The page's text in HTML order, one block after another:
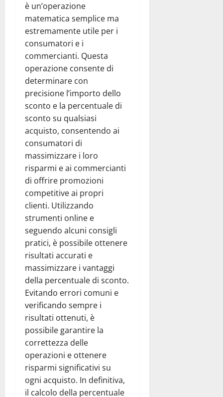
è un’operazione
matematica semplice ma
estremamente utile per i
consumatori e i
commercianti. Questa
operazione consente di
determinare con
precisione l’importo dello
sconto e la percentuale di
sconto su qualsiasi
acquisto, consentendo ai
consumatori di
massimizzare i loro
risparmi e ai commercianti
di offrire promozioni
competitive ai propri
clienti. Utilizzando
strumenti online e
seguendo alcuni consigli
pratici, è possibile ottenere
risultati accurati e
massimizzare i vantaggi
della percentuale di sconto.
Evitando errori comuni e
verificando sempre i
risultati ottenuti, è
possibile garantire la
correttezza delle
operazioni e ottenere
risparmi significativi su
ogni acquisto. In definitiva,
il calcolo della percentuale